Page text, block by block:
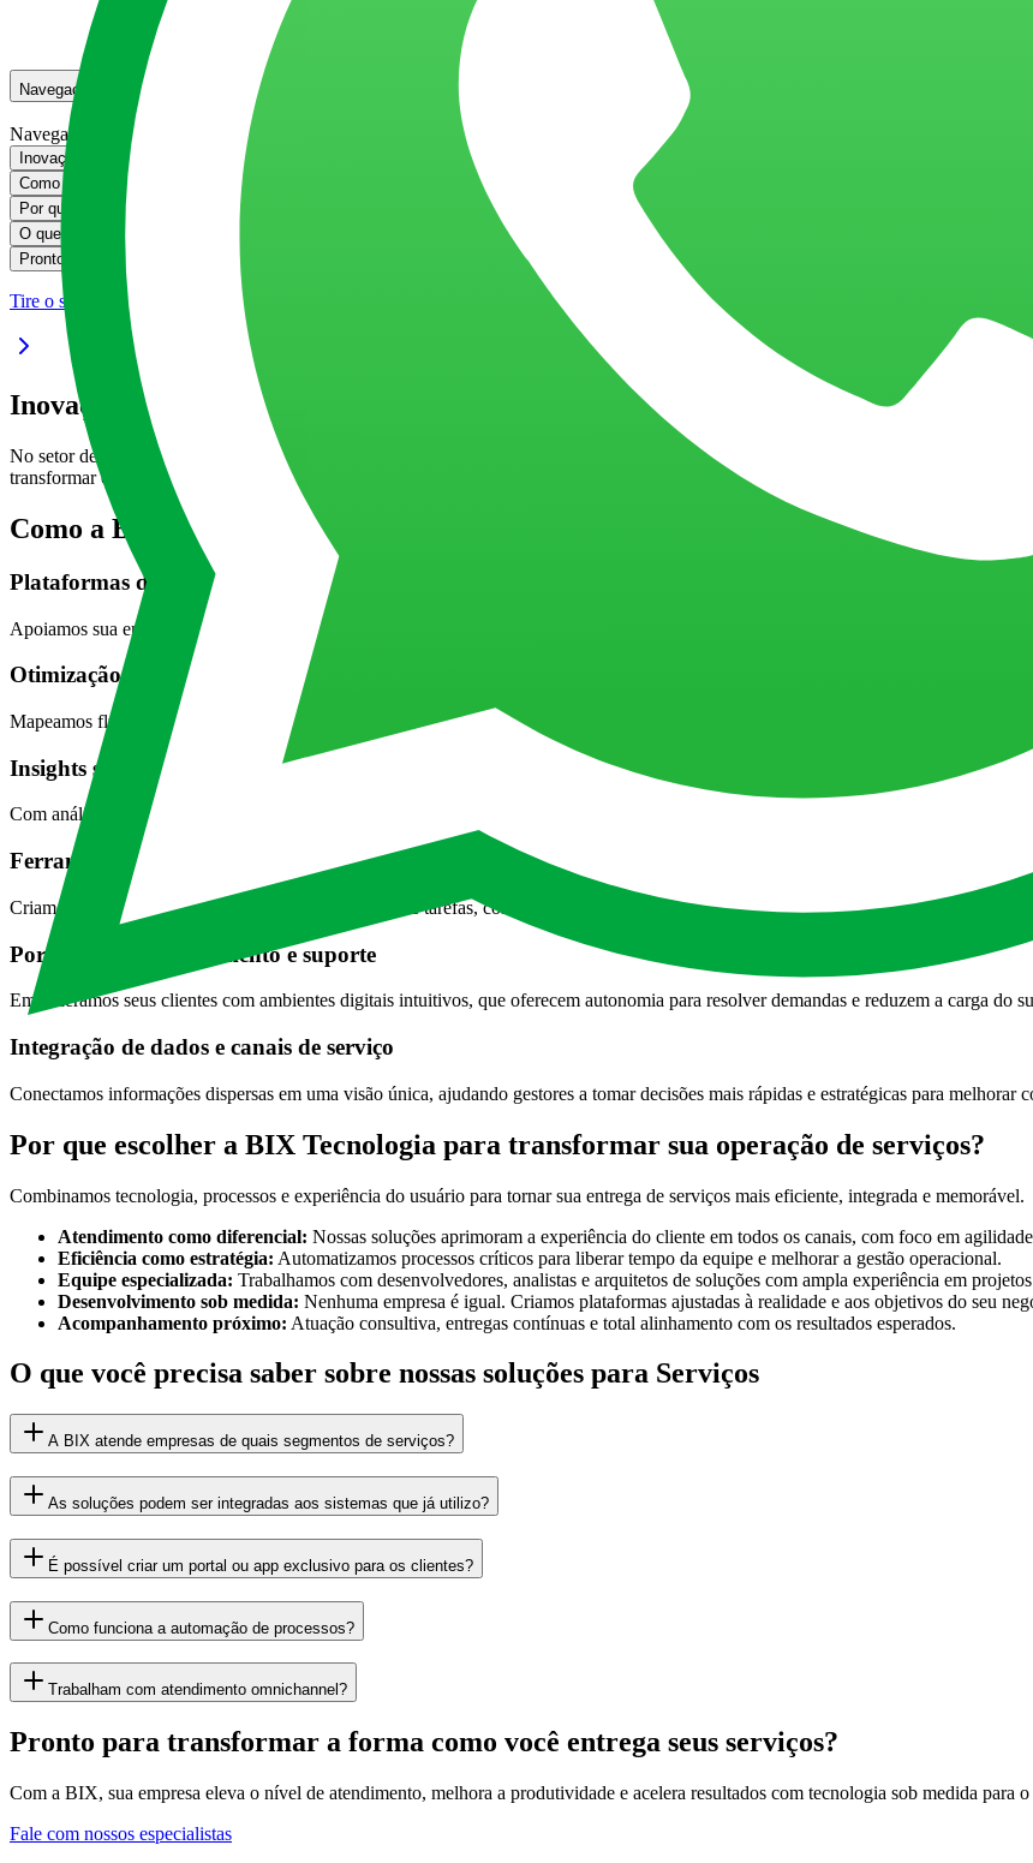
Navegação
Navegação
Inovação em serviços para operações mais eficientes e experiências memoráveis
Inovação em serviços para operações mais eficientes e
Como a BIX impulsiona inovação em serviços
Como a BIX impulsiona inovação em serviços
Por que escolher a BIX Tecnologia para transformar sua operação de serviços?
Por que escolher a BIX Tecnologia para transformar sua operação
O que você precisa saber sobre nossas soluções para Serviços
O que você precisa saber sobre nossas soluções para Serviços
Pronto para transformar a forma como você entrega seus serviços?
Pronto para transformar a forma como você entrega seus serviços?
Tire o seu projeto do papel
Inovação em serviços para operações mais eficientes e experiências memoráveis
No setor de serviços, atender bem já não basta. É preciso atender com agilidade, inteligência e personalização. Com o auxílio da BIX
transformar cada interação em valor real. Assim, sua empresa cresce sem perder qualidade no relacionamento.
Como a BIX impulsiona inovação em serviços
Plataformas de gestão de atendimento
Apoiamos sua empresa na criação de soluções omnichannel que centralizam comunicações e garantem respostas ágeis. Assim, cada
Otimização de processos de negócio
Mapeamos fluxos internos e desenvolvemos automações sob medida para reduzir retrabalho, acelerar tarefas administrativas e dar
Insights sobre a jornada do cliente
Com análises baseadas em dados, revelamos pontos de atrito e oportunidades de melhoria. Assim, cada interação se transforma em
Ferramentas de produtividade para equipes
Criamos sistemas que apoiam times na organização de tarefas, colaboração em tempo real e manutenção da qualidade dos serviços,
Portais de autoatendimento e suporte
Empoderamos seus clientes com ambientes digitais intuitivos, que oferecem autonomia para resolver demandas e reduzem a carga do
Integração de dados e canais de serviço
Conectamos informações dispersas em uma visão única, ajudando gestores a tomar decisões mais rápidas e estratégicas para melhorar
Por que escolher a BIX Tecnologia para transformar sua operação de serviços?
Combinamos tecnologia, processos e experiência do usuário para tornar sua entrega de serviços mais eficiente, integrada e memorável.
Atendimento como diferencial: Nossas soluções aprimoram a experiência do cliente em todos os canais, com foco em
Eficiência como estratégia: Automatizamos processos críticos para liberar tempo da equipe e melhorar a gestão operacional.
Equipe especializada: Trabalhamos com desenvolvedores, analistas e arquitetos de soluções com ampla experiência em
Desenvolvimento sob medida: Nenhuma empresa é igual. Criamos plataformas ajustadas à realidade e aos objetivos do seu
Acompanhamento próximo: Atuação consultiva, entregas contínuas e total alinhamento com os resultados esperados.
O que você precisa saber sobre nossas soluções para Serviços
A BIX atende empresas de quais segmentos de serviços?
As soluções podem ser integradas aos sistemas que já utilizo?
É possível criar um portal ou app exclusivo para os clientes?
Como funciona a automação de processos?
Trabalham com atendimento omnichannel?
Pronto para transformar a forma como você entrega seus serviços?
Com a BIX, sua empresa eleva o nível de atendimento, melhora a produtividade e acelera resultados com tecnologia sob medida para o
Fale com nossos especialistas